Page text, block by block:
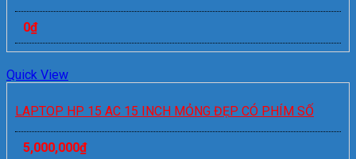
0₫
Quick View
LAPTOP HP 15 AC 15 INCH MỎNG ĐẸP CÓ PHÍM SỐ
5,000,000₫